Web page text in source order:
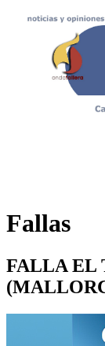
Fallas
FALLA EL